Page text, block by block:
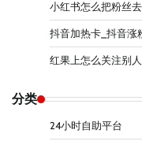
小红书怎么把粉丝
抖音加热卡_抖音涨
红果上怎么关注别
分类
24小时自助平台